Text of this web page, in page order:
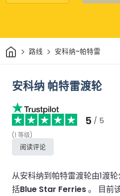
家 路线 安科纳-帕特雷
安科纳 帕特雷渡轮
5 / 5
(1 等级)
阅读评论
从安科纳到帕特雷渡轮由1渡轮
括Blue Star Ferries。 目前